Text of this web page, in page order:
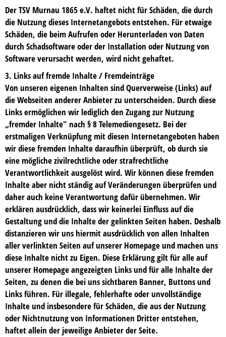
Der TSV Murnau 1865 e.V. haftet nicht für Schäden, die durch
die Nutzung dieses Internetangebots entstehen. Für etwaige
Schäden, die beim Aufrufen oder Herunterladen von Daten
durch Schadsoftware oder der Installation oder Nutzung von
Software verursacht werden, wird nicht gehaftet.
3. Links auf fremde Inhalte / Fremdeinträge
Von unseren eigenen Inhalten sind Querverweise (Links) auf
die Webseiten anderer Anbieter zu unterscheiden. Durch diese
Links ermöglichen wir lediglich den Zugang zur Nutzung
„fremder Inhalte" nach § 8 Telemediengesetz. Bei der
erstmaligen Verknüpfung mit diesen Internetangeboten haben
wir diese fremden Inhalte daraufhin überprüft, ob durch sie
eine mögliche zivilrechtliche oder strafrechtliche
Verantwortlichkeit ausgelöst wird. Wir können diese fremden
Inhalte aber nicht ständig auf Veränderungen überprüfen und
daher auch keine Verantwortung dafür übernehmen. Wir
erklären ausdrücklich, dass wir keinerlei Einfluss auf die
Gestaltung und die Inhalte der gelinkten Seiten haben. Deshalb
distanzieren wir uns hiermit ausdrücklich von allen Inhalten
aller verlinkten Seiten auf unserer Homepage und machen uns
diese Inhalte nicht zu Eigen. Diese Erklärung gilt für alle auf
unserer Homepage angezeigten Links und für alle Inhalte der
Seiten, zu denen die bei uns sichtbaren Banner, Buttons und
Links führen. Für illegale, fehlerhafte oder unvollständige
Inhalte und insbesondere für Schäden, die aus der Nutzung
oder Nichtnutzung von Informationen Dritter entstehen,
haftet allein der jeweilige Anbieter der Seite.